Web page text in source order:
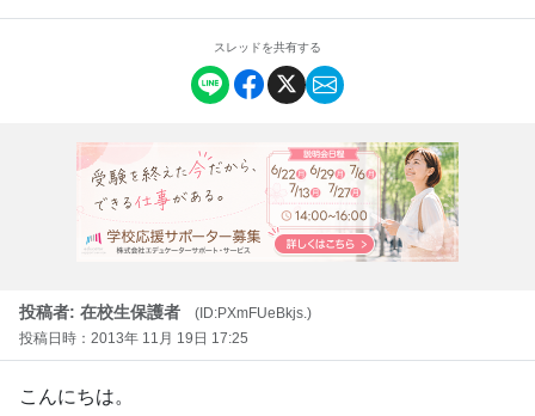
スレッドを共有する
投稿者: 在校生保護者
(ID:PXmFUeBkjs.)
投稿日時：2013年 11月 19日 17:25
こんにちは。